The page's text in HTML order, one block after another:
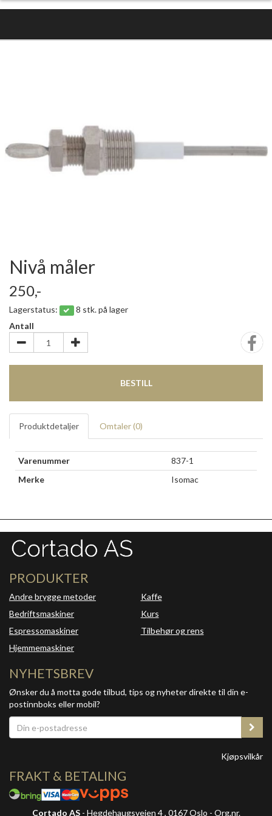
Nivå måler
250,-
Lagerstatus:
8 stk. på lager
Antall
BESTILL
Produktdetaljer Omtaler (0)
Varenummer
837-1
Merke
Isomac
PRODUKTER
Andre brygge metoder
Bedriftsmaskiner
Espressomaskiner
Hjemmemaskiner
Kaffe
Kurs
Tilbehør og rens
NYHETSBREV
Ønsker du å motta gode tilbud, tips og nyheter direkte til din e-
postinnboks eller mobil?
Kjøpsvilkår
FRAKT & BETALING
Cortado AS- Hegdehaugsveien 4 , 0167 Oslo - Org.nr.